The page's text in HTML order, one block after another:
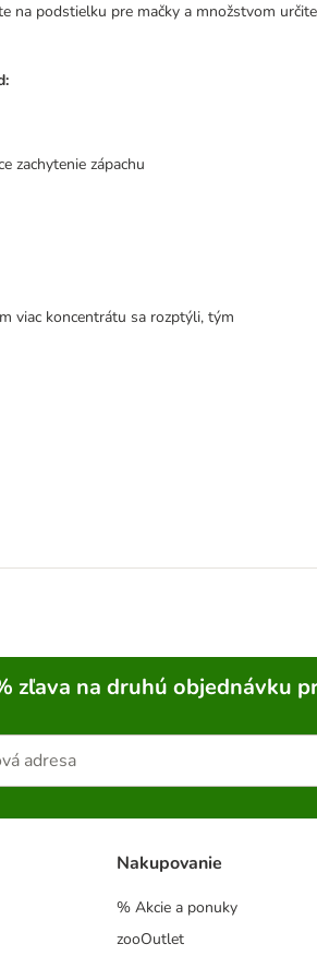
na podstielku pre mačky a množstvom určite
zachytenie zápachu
viac koncentrátu sa rozptýli, tým
zľava na druhú objednávku
Nakupovanie
% Akcie a ponuky
zooOutlet